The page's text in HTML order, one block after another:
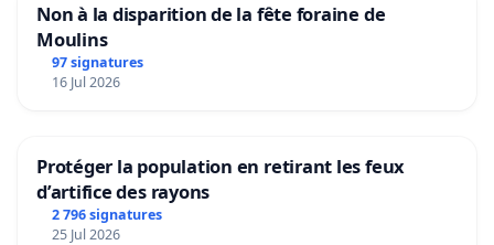
Non à la disparition de la fête foraine de
Moulins
97 signatures
16 Jul 2026
Protéger la population en retirant les feux
d’artifice des rayons
2 796 signatures
25 Jul 2026